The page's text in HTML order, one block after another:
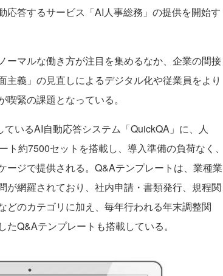
応答するサービス「AI人事総務」の提供を開始す
マルな働き方が注目を集めるなか、企業の間接
義」の見直しによるデジタル化や従業員をより
緊の課題となっている。
いるAI自動応答システム「QuickQA」に、人
約7500セットを搭載し、導入準備の負荷なく、
ージで提供される。Q&Aテンプレートは、業種業
が網羅されており、社内申請・書類発行、規程関
どのカテゴリに加え、毎年行われる年末調整関
Q&Aテンプレートも搭載している。